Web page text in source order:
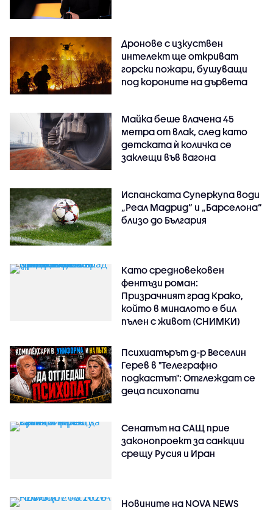
Дронове с изкуствен
интелект ще откриват
горски пожари, бушуващи
под короните на дървета
Майка беше влачена 45
метра от влак, след като
детската ѝ количка се
заклещи във вагона
Испанската Суперкупа води
„Реал Мадрид“ и „Барселона“
близо до България
Като средновековен
фентъзи роман:
Призрачният град Крако,
който в миналото е бил
пълен с живот (СНИМКИ)
Психиатърът д-р Веселин
Герев в "Телеграфно
подкастът": Отглеждат се
деца психопати
Сенатът на САЩ прие
законопроект за санкции
срещу Русия и Иран
Новините на NOVA NEWS